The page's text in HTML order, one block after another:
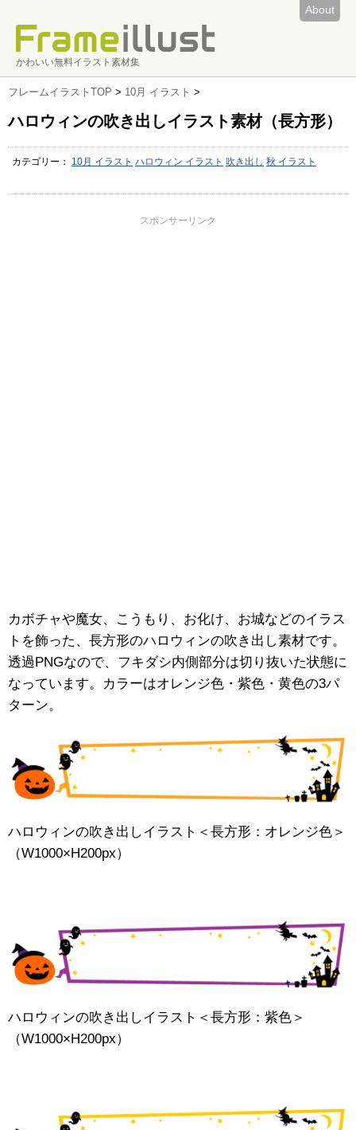
About
かわいい無料イラスト素材集
フレームイラストTOP > 10月 イラスト >
ハロウィンの吹き出しイラスト素材（長方形）
カテゴリー： 10月 イラスト ハロウィン イラスト 吹き出し 秋 イラスト
スポンサーリンク
カボチャや魔女、こうもり、お化け、お城などのイラス
トを飾った、長方形のハロウィンの吹き出し素材です。
透過PNGなので、フキダシ内側部分は切り抜いた状態に
なっています。カラーはオレンジ色・紫色・黄色の3パ
ターン。
ハロウィンの吹き出しイラスト＜長方形：オレンジ色＞
（W1000×H200px）
ハロウィンの吹き出しイラスト＜長方形：紫色＞
（W1000×H200px）